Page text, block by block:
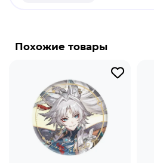
Star Rail". Привередливая и
медицинских ресурсов.
Похожие товары